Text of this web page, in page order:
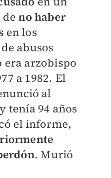
no haber
en los
abusos
era arzobispo
a 1982. El
al
tenía 94 años
el informe,
. Murió